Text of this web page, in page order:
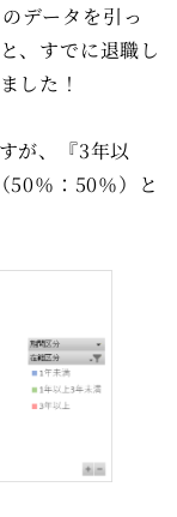
データを引っ
、すでに退職し
した！
が、『3年以
50％：50％）と